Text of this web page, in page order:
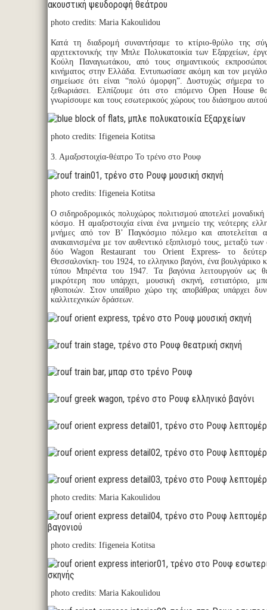
photo credits: Maria Kakoulidou
Κατά τη διαδρομή συναντήσαμε το κτίριο-θρύλο της
αρχιτεκτονικής την Μπλε Πολυκατοικία των Εξαρχείων,
Κούλη Παναγιωτάκου, από τους σημαντικούς
κινήματος στην Ελλάδα. Εντυπωσίασε ακόμη και τον
σημείωσε ότι είναι “πολύ όμορφη”. Δυστυχώς σήμερα
ξεθωριάσει. Ελπίζουμε ότι στο επόμενο Open House
γνωρίσουμε και τους εσωτερικούς χώρους του διάσημου
photo credits: Ifigeneia Kotitsa
3. Αμαξοστοιχία-θέατρο Το τρένο στο Ρουφ
photo credits: Ifigeneia Kotitsa
Ο σιδηροδρομικός πολυχώρος πολιτισμού αποτελεί
κόσμο. Η αμαξοστοιχία είναι ένα μνημείο της νεότερης
μνήμες από τον Β’ Παγκόσμιο πόλεμο και αποτελείται
ανακαινισμένα με τον αυθεντικό εξοπλισμό τους, μεταξύ
δύο Wagon Restaurant του Orient Express- το
Θεσσαλονίκη- του 1924, το ελληνικο βαγόνι, ένα βουλγάρικο
τύπου Μπρέντα του 1947. Τα βαγόνια λειτουργούν ως
μικρότερη που υπάρχει, μουσική σκηνή, εστιατόριο,
ηθοποιών. Στον υπαίθριο χώρο της αποβάθρας υπάρχει
καλλιτεχνικών δράσεων.
photo credits: Maria Kakoulidou
photo credits: Ifigeneia Kotitsa
photo credits: Maria Kakoulidou